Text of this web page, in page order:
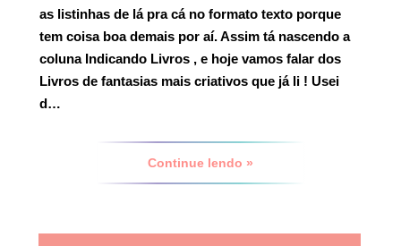
as listinhas de lá pra cá no formato texto porque
tem coisa boa demais por aí. Assim tá nascendo a
coluna Indicando Livros , e hoje vamos falar dos
Livros de fantasias mais criativos que já li ! Usei
d…
Continue lendo »